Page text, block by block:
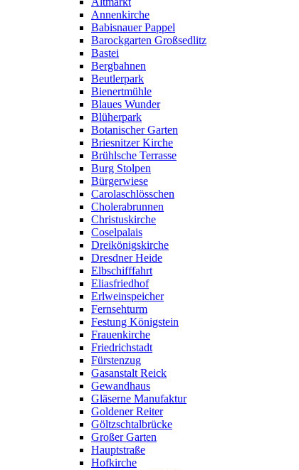
Annenkirche
Babisnauer Pappel
Barockgarten Großsedlitz
Bastei
Bergbahnen
Beutlerpark
Bienertmühle
Blaues Wunder
Blüherpark
Botanischer Garten
Briesnitzer Kirche
Brühlsche Terrasse
Burg Stolpen
Bürgerwiese
Carolaschlösschen
Cholerabrunnen
Christuskirche
Coselpalais
Dreikönigskirche
Dresdner Heide
Elbschifffahrt
Eliasfriedhof
Erlweinspeicher
Fernsehturm
Festung Königstein
Frauenkirche
Friedrichstadt
Fürstenzug
Gasanstalt Reick
Gewandhaus
Gläserne Manufaktur
Goldener Reiter
Göltzschtalbrücke
Großer Garten
Hauptstraße
Hofkirche